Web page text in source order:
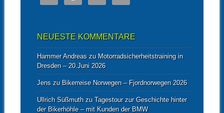
NEUESTE KOMMENTARE
Hammer Andreaszu Motorradsicherheitstraining in
Dresden – 20.Juni 2026
Jenszu Bikerreise Norwegen – Fjordnorwegen 2026
Ullrich Süßmuthzu Tagestour zur Geschichte hinter
der Bikerhöhle – mit Kunden der BMW